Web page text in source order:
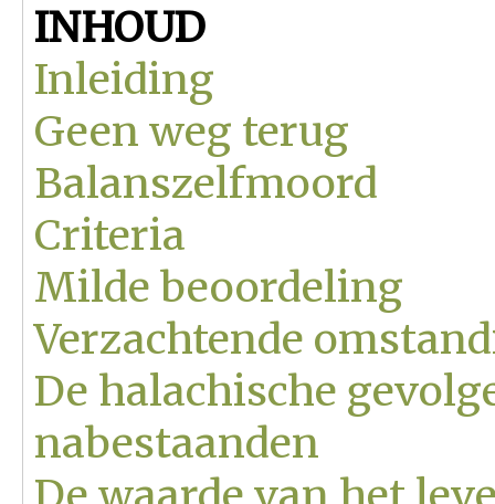
INHOUD
Inleiding
Geen weg terug
Balanszelfmoord
Criteria
Milde beoordeling
Verzachtende
De halachische
nabestaanden